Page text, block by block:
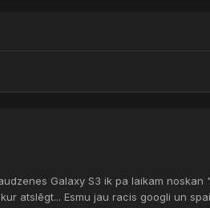
Galaxy S3 ik pa laikam
atslēgt... Esmu jau racis googli un